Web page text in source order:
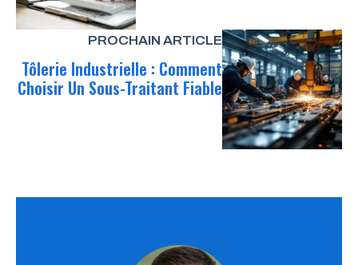
PROCHAIN ARTICLE
Tôlerie Industrielle : Comment
Choisir Un Sous-Traitant Fiable